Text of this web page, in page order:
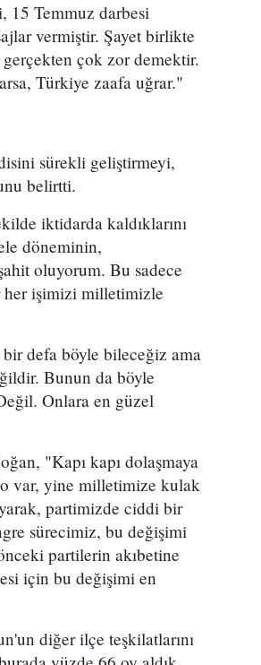
15 Temmuz darbesi
vermiştir. Şayet birlikte
gerçekten çok zor demektir.
Türkiye zaafa uğrar."
sürekli geliştirmeyi,
belirtti.
iktidarda kaldıklarını
döneminin,
oluyorum. Bu sadece
her işimizi milletimizle
defa böyle bileceğiz ama
Bunun da böyle
Onlara en güzel
"Kapı kapı dolaşmaya
var, yine milletimize kulak
partimizde ciddi bir
sürecimiz, bu değişimi
partilerin akıbetine
için bu değişimi en
diğer ilçe teşkilatlarını